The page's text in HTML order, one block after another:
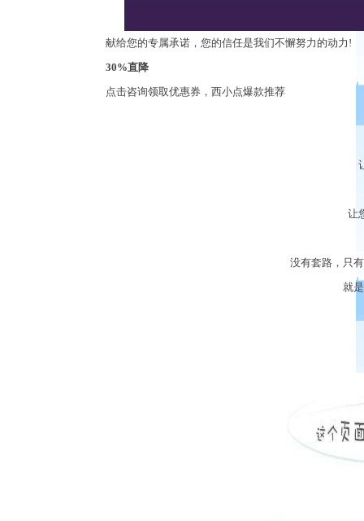
献给您的专属承诺，您的信任是我们不懈努力的动力 !
30%直降
点击咨询领取优惠券 ， 西小点爆款推荐
让
没有套路，只
就